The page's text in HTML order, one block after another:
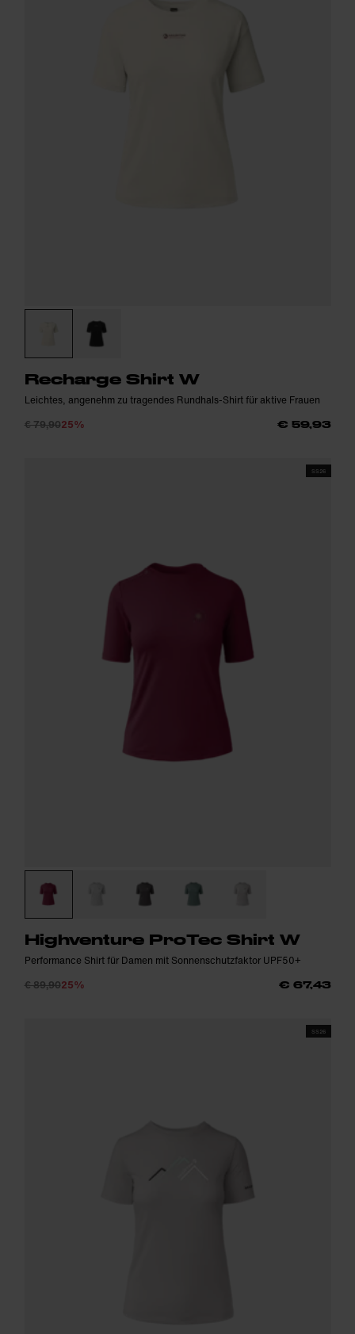
Recharge Shirt W
Leichtes, angenehm zu tragendes Rundhals-Shirt für aktive Frauen
€ 79,9025% € 59,93
SS26
Highventure ProTec Shirt W
Performance Shirt für Damen mit Sonnenschutzfaktor UPF50+
€ 89,9025% € 67,43
SS26